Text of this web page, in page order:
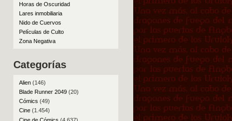
Horas de Oscuridad
Lares inmobiliaria
Nido de Cuervos
Películas de Culto
Zona Negativa
Categorías
Alien(146)
Blade Runner 2049(20)
Cómics (49)
Cine(1.454)
Cine de Cómics (4.637)